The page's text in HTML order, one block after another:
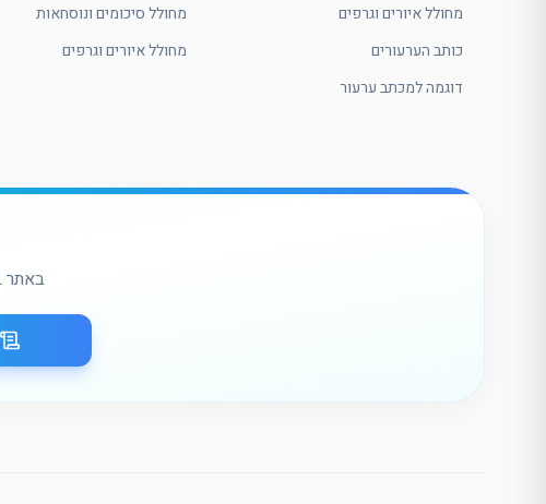
מחולל איורים וגרפים
כותב הערעורים
דוגמה למכתב ערעור
מחולל סיכומים ונוסחאות
מחולל איורים וגרפים
באתר GOOL מחכים לכם סרטוני לימוד ותרגול מודרך על כל החומר.